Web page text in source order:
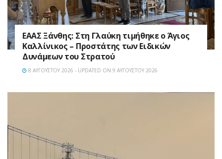
EAAΣ Ξάνθης: Στη Γλαύκη τιμήθηκε ο Άγιος
Καλλίνικος – Προστάτης των Ειδικών
Δυνάμεων του Στρατού
8 ΑΥΓΟΎΣΤΟΥ 2026 - UPDATED ON 9 ΑΥΓΟΎΣΤΟΥ 2026